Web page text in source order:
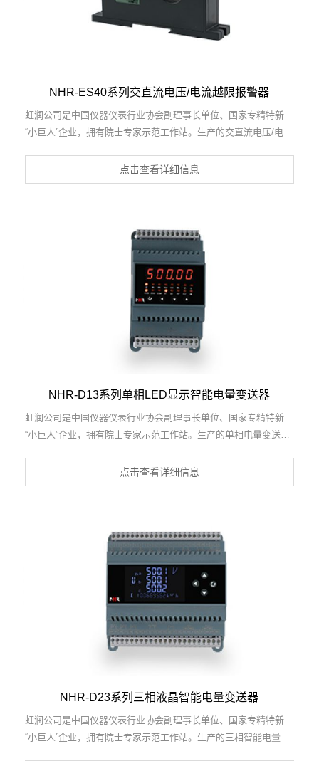
NHR-ES40系列交直流电压/电流越限报警器
虹润公司是中国仪器仪表行业协会副理事长单位、国家专精特新
“小巨人”企业，拥有院士专家示范工作站。生产的交直流电压/电流
装，响应速度快、强抗干扰能力等特点。产品获得一种交流信号变
送器、交直流信号转换电路、基于DCS技术的盘装式三相电量表等
数据采集控制终端规范等2项军用标准，以及现场设备集成等5项智
能制造国家标准，参与国际5G标准制定。产品广泛应用于工业自
动化、电力、新能源、科研实验基础设施等需要电力参数监测的领
点击查看详细信息
NHR-D13系列单相LED显示智能电量变送器
虹润公司是中国仪器仪表行业协会副理事长单位、国家专精特新
“小巨人”企业，拥有院士专家示范工作站。生产的单相电量变送
挂共用， RS485/RS232通讯等特点。产品获得基于一种交流信号
变送器、交直流信号转换电路、基于DCS技术的盘装式三相电量表
道数据采集控制终端规范等2项军用标准，以及现场设备集成等5项
智能制造国家标准，参与国际5G标准制定，取得单相电量仪表等2
项相关软件著作权。产品广泛应用于电力、冶金、化工、水泥、造
纸、新能源、基础设施等用电密集行业。
点击查看详细信息
NHR-D23系列三相液晶智能电量变送器
虹润公司是中国仪器仪表行业协会副理事长单位、国家专精特新
“小巨人”企业，拥有院士专家示范工作站。生产的三相智能电量变